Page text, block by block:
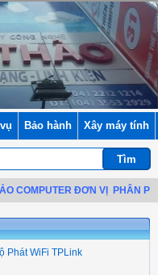
Bảo hành Xây máy tính
ĐƠN VỊ PHÂN PHỐI
Phát WiFi TPLink